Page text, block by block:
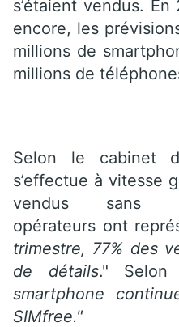
s’étaient vendus. En
encore, les
millions de
millions de
Selon le cabinet
s’effectue à vitesse
vendus sans
opérateurs ont
trimestre, 77% des
de détails."
smartphone
SIMfree."